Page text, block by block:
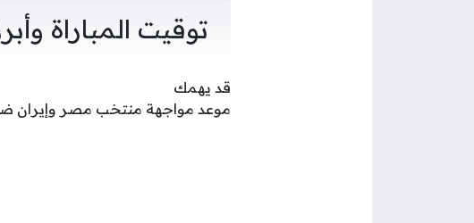
توقيت المباراة
قد يهمك
موعد مواجهة منتخب مصر وإيران